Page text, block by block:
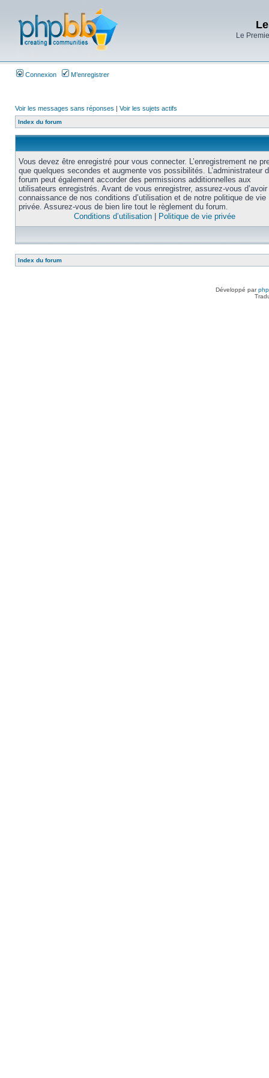
Le
Connexion M’enregistrer
Voir les messages sans réponses | Voir les sujets actifs
Index du forum
Vous devez être enregistré pour vous connecter. L’enregistrement ne
que quelques secondes et augmente vos possibilités. L’administrateur
forum peut également accorder des permissions additionnelles aux
utilisateurs enregistrés. Avant de vous enregistrer, assurez-vous
connaissance de nos conditions d’utilisation et de notre politique de vie
privée. Assurez-vous de bien lire tout le règlement du forum.
Conditions d’utilisation
Politique de vie privée
Index du forum
Développé par